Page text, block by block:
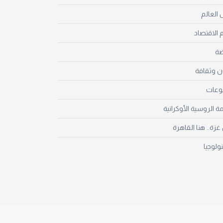
العالم
الاقتصاد
وثقافة
الروسية الأوكرانية
هنا القاهرة